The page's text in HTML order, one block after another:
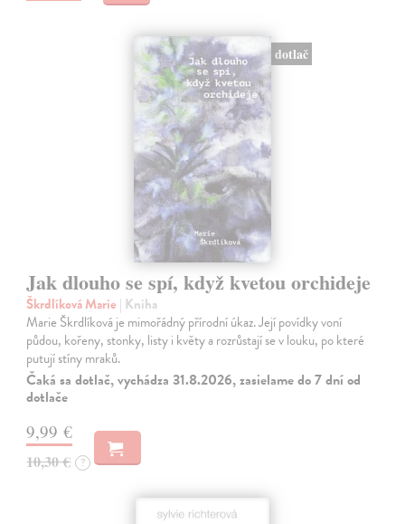
dotlač
Jak dlouho se spí, když kvetou orchideje
Škrdlíková Marie | Kniha
Marie Škrdlíková je mimořádný přírodní úkaz. Její povídky voní
půdou, kořeny, stonky, listy i květy a rozrůstají se v louku, po které
putují stíny mraků.
Čaká sa dotlač, vychádza 31.8.2026, zasielame do 7 dní od
dotlače
9,99 €
10,30 € ?